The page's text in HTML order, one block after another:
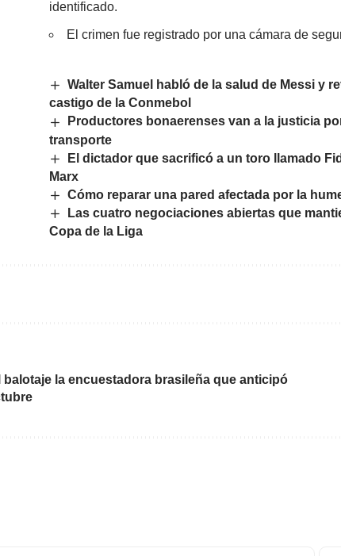
identificado.
El crimen fue registrado por una cámara de
Walter Samuel habló de la salud de Messi y
castigo de la Conmebol
Productores bonaerenses van a la justicia
transporte
El dictador que sacrificó a un toro llamado
Marx
Cómo reparar una pared afectada por la
Las cuatro negociaciones abiertas que
Copa de la Liga
la encuestadora brasileña que anticipó